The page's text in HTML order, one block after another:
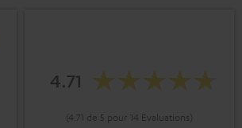
4.71
(4.71 de 5 pour 14 Evaluations)